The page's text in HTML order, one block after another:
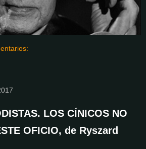
LOS CÍNICOS NO
OFICIO, de Ryszard